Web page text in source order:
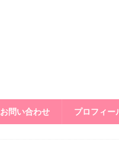
お問い合わせ プロフィー